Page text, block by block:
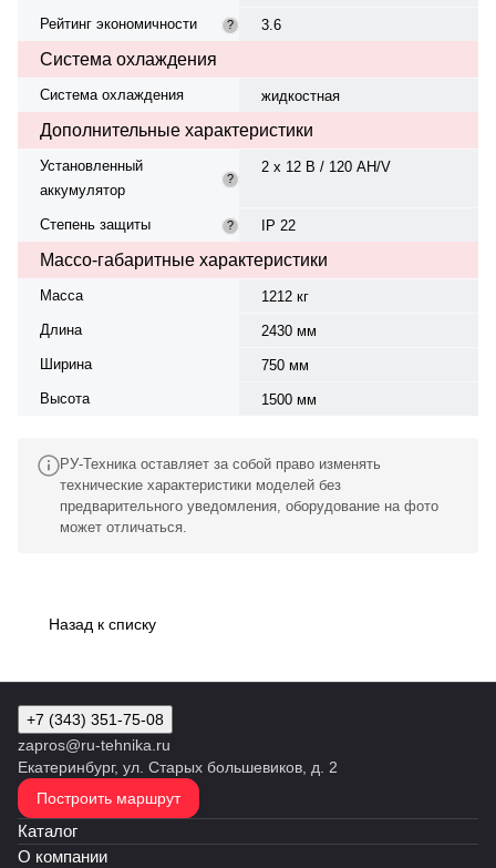
Рейтинг экономичности
? 3.6
Система охлаждения
Система охлаждения жидкостная
Дополнительные характеристики
Установленный
аккумулятор
?
2 х 12 В / 120 AH/V
Степень защиты ? IP 22
Массо-габаритные характеристики
Масса
1212 кг
Длина
2430 мм
Ширина
750 мм
Высота
1500 мм
РУ-Техника оставляет за собой право изменять
технические характеристики моделей без
предварительного уведомления, оборудование на фото
может отличаться.
Назад к списку
+7 (343) 351-75-08
zapros@ru-tehnika.ru
Екатеринбург, ул. Старых большевиков, д. 2
Построить маршрут
Каталог
О компании